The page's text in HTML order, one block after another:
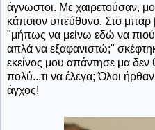
άγνωστοι. Με χαιρετούσαν,
κάποιον υπεύθυνο. Στο μπαρ
"μήπως να μείνω εδώ να
απλά να εξαφανιστώ;"
εκείνος μου απάντησε μα
πολύ...τι να έλεγα; Όλοι ήρθαν
άγχος!